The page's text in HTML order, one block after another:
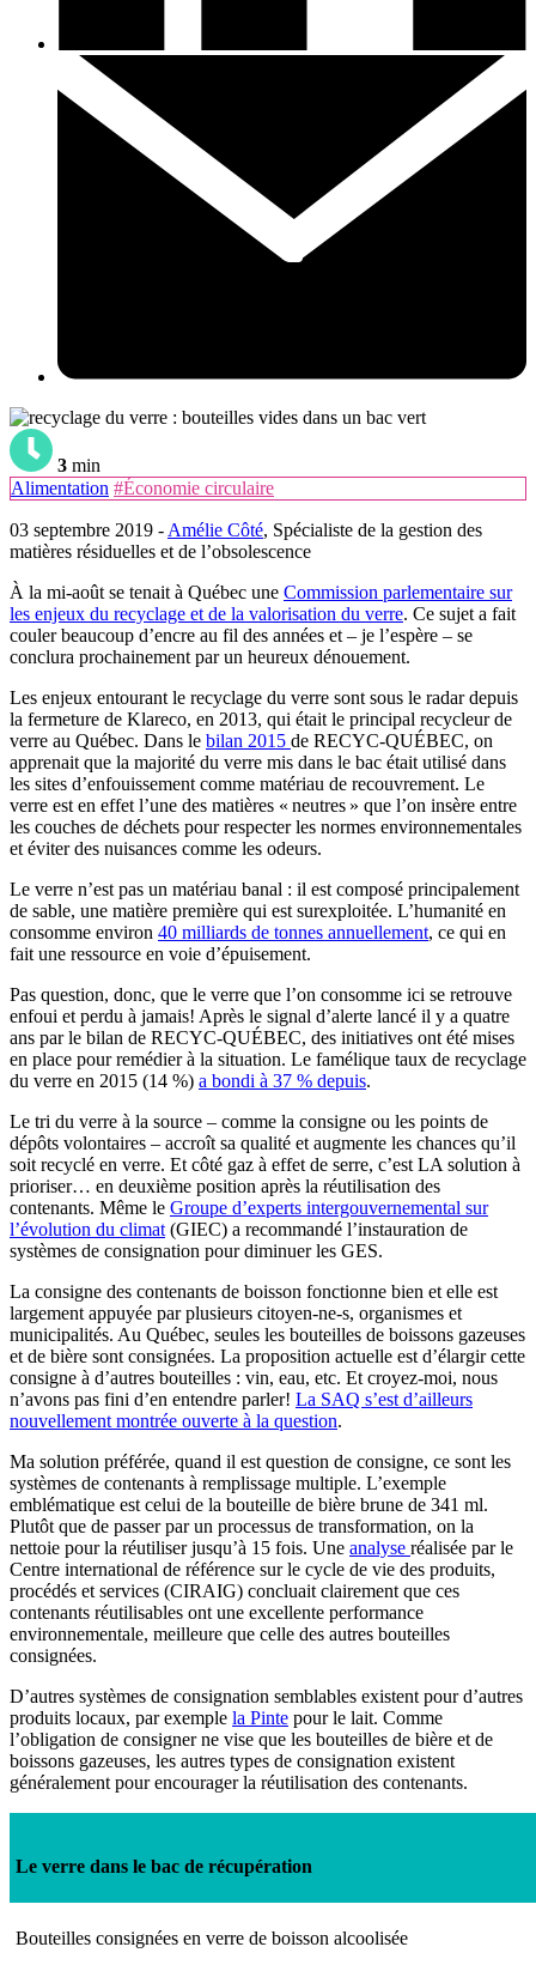
3 min
Alimentation #Économie circulaire
03 septembre 2019 - Amélie Côté, Spécialiste de la gestion des
matières résiduelles et de l’obsolescence
À la mi-août se tenait à Québec une Commission parlementaire sur
les enjeux du recyclage et de la valorisation du verre. Ce sujet a fait
couler beaucoup d’encre au fil des années et – je l’espère – se
conclura prochainement par un heureux dénouement.
Les enjeux entourant le recyclage du verre sont sous le radar depuis
la fermeture de Klareco, en 2013, qui était le principal recycleur de
verre au Québec. Dans le bilan 2015 de RECYC-QUÉBEC, on
apprenait que la majorité du verre mis dans le bac était utilisé dans
les sites d’enfouissement comme matériau de recouvrement. Le
verre est en effet l’une des matières « neutres » que l’on insère entre
les couches de déchets pour respecter les normes environnementales
et éviter des nuisances comme les odeurs.
Le verre n’est pas un matériau banal : il est composé principalement
de sable, une matière première qui est surexploitée. L’humanité en
consomme environ 40 milliards de tonnes annuellement, ce qui en
fait une ressource en voie d’épuisement.
Pas question, donc, que le verre que l’on consomme ici se retrouve
enfoui et perdu à jamais! Après le signal d’alerte lancé il y a quatre
ans par le bilan de RECYC-QUÉBEC, des initiatives ont été mises
en place pour remédier à la situation. Le famélique taux de recyclage
du verre en 2015 (14 %) a bondi à 37 % depuis.
Le tri du verre à la source – comme la consigne ou les points de
dépôts volontaires – accroît sa qualité et augmente les chances qu’il
soit recyclé en verre. Et côté gaz à effet de serre, c’est LA solution à
prioriser… en deuxième position après la réutilisation des
contenants. Même le Groupe d’experts intergouvernemental sur
l’évolution du climat (GIEC) a recommandé l’instauration de
systèmes de consignation pour diminuer les GES.
La consigne des contenants de boisson fonctionne bien et elle est
largement appuyée par plusieurs citoyen-ne-s, organismes et
municipalités. Au Québec, seules les bouteilles de boissons gazeuses
et de bière sont consignées. La proposition actuelle est d’élargir cette
consigne à d’autres bouteilles : vin, eau, etc. Et croyez-moi, nous
n’avons pas fini d’en entendre parler! La SAQ s’est d’ailleurs
nouvellement montrée ouverte à la question.
Ma solution préférée, quand il est question de consigne, ce sont les
systèmes de contenants à remplissage multiple. L’exemple
emblématique est celui de la bouteille de bière brune de 341 ml.
Plutôt que de passer par un processus de transformation, on la
nettoie pour la réutiliser jusqu’à 15 fois. Une analyse réalisée par le
Centre international de référence sur le cycle de vie des produits,
procédés et services (CIRAIG) concluait clairement que ces
contenants réutilisables ont une excellente performance
environnementale, meilleure que celle des autres bouteilles
consignées.
D’autres systèmes de consignation semblables existent pour d’autres
produits locaux, par exemple la Pinte pour le lait. Comme
l’obligation de consigner ne vise que les bouteilles de bière et de
boissons gazeuses, les autres types de consignation existent
généralement pour encourager la réutilisation des contenants.
Le verre dans le bac de récupération
Bouteilles consignées en verre de boisson alcoolisée